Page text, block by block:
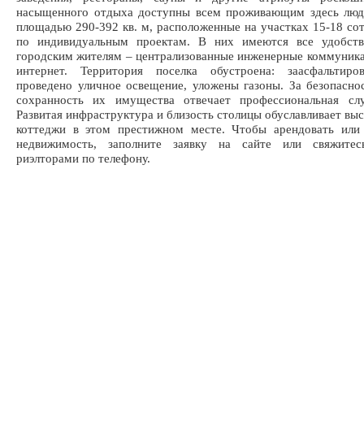
насыщенного отдыха доступны всем проживающим здесь
площадью 290-392 кв. м, расположенные на участках 15-18
по индивидуальным проектам. В них имеются все
городским жителям – централизованные инженерные
интернет. Территория поселка обустроена:
проведено уличное освещение, уложены газоны. За
сохранность их имущества отвечает профессиональная
Развитая инфраструктура и близость столицы обуславливает
коттеджи в этом престижном месте. Чтобы арендовать или
недвижимость, заполните заявку на сайте или
риэлторами по телефону.